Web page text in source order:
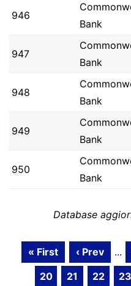
946
Bank
947
Bank
948
Bank
949
Bank
950
Bank
Database
« First ‹ Prev ...
20
21 22 23